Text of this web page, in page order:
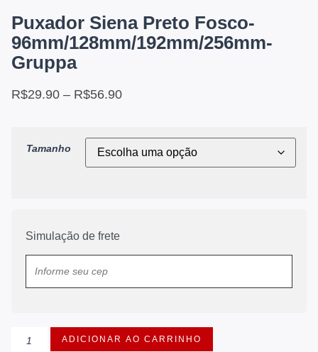
Puxador Siena Preto Fosco-
96mm/128mm/192mm/256mm-
Gruppa
R$29.90 – R$56.90
Tamanho
Simulação de frete
ADICIONAR AO CARRINHO